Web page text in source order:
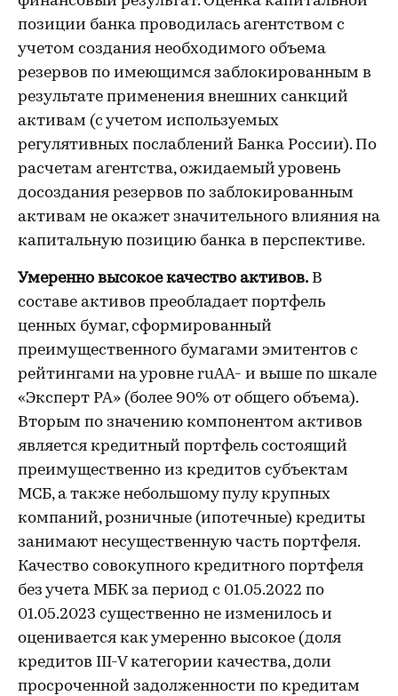
позиции банка проводилась агентством с
учетом создания необходимого объема
резервов по имеющимся заблокированным в
результате применения внешних санкций
активам (с учетом используемых
регулятивных послаблений Банка России). По
расчетам агентства, ожидаемый уровень
досоздания резервов по заблокированным
активам не окажет значительного влияния на
капитальную позицию банка в перспективе.
Умеренно высокое качество активов. В
составе активов преобладает портфель
ценных бумаг, сформированный
преимущественного бумагами эмитентов с
рейтингами на уровне ruAA- и выше по шкале
«Эксперт РА» (более 90% от общего объема).
Вторым по значению компонентом активов
является кредитный портфель состоящий
преимущественно из кредитов субъектам
МСБ, а также небольшому пулу крупных
компаний, розничные (ипотечные) кредиты
занимают несущественную часть портфеля.
Качество совокупного кредитного портфеля
без учета МБК за период с 01.05.2022 по
01.05.2023 существенно не изменилось и
оценивается как умеренно высокое (доля
кредитов III-V категории качества, доли
просроченной задолженности по кредитам